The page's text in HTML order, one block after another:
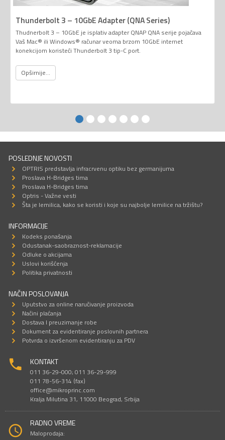
Thunderbolt 3 – 10GbE Adapter (QNA Series)
Thudnerbolt 3 – 10GbE je isplativ adapter QNAP QNA serije pojačava
Vaš Mac® ili Windows® računar veoma brzom 10GbE internet
konekcijom koristeći Thunderbolt 3 tip-C port.
Opširnije...
POSLEDNJE NOVOSTI
OPTRIS predstavlja infracrvenu optiku bez germanijuma
Proslava H-Bridges tima
Proslava H-Bridges tima
Optris - Važne vesti
Šta je lemilica, kako se koristi i koje su najbolje lemilice na tržištu?
INFORMACIJE
Kodeks ponašanja
Odustanak-saobraznost-reklamacije
Odluke o akcijama
Uslovi korišćenja
Politika privatnosti
NAČIN POSLOVANJA
Uputstvo za online naručivanje proizvoda
Načini plaćanja
Dostava I preuzimanje robe
Dokument za evidentiranje poslovnih partnera
Potvrda o izvršenom evidentiranju za PDV
KONTAKT
011 36-29-000; 011 36-29-999
011 78-56-314 (fax)
office@mikroprinc.com
Kralja Milutina 31, 11000 Beograd, Srbija
RADNO VREME
Maloprodaja: